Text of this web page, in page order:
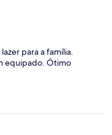
para a família.
equipado. Ótimo